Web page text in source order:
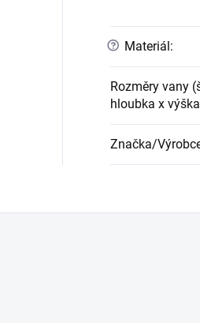
? Materiál:
Rozměry vany
hloubka x
Značka/